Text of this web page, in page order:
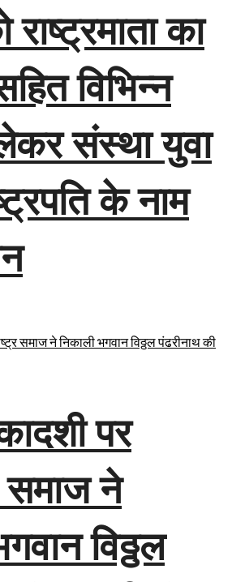
राष्ट्रमाता का
विभिन्न
संस्था युवा
के नाम
पर
समाज ने
विठ्ठल